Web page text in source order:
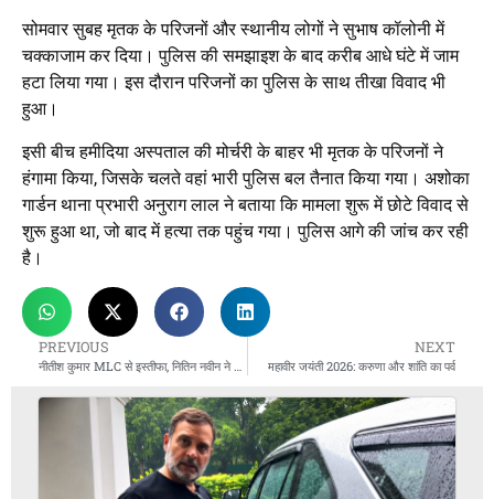
सोमवार सुबह मृतक के परिजनों और स्थानीय लोगों ने सुभाष कॉलोनी में
चक्काजाम कर दिया। पुलिस की समझाइश के बाद करीब आधे घंटे में जाम
हटा लिया गया। इस दौरान परिजनों का पुलिस के साथ तीखा विवाद भी
हुआ।
इसी बीच हमीदिया अस्पताल की मोर्चरी के बाहर भी मृतक के परिजनों ने
हंगामा किया, जिसके चलते वहां भारी पुलिस बल तैनात किया गया। अशोका
गार्डन थाना प्रभारी अनुराग लाल ने बताया कि मामला शुरू में छोटे विवाद से
शुरू हुआ था, जो बाद में हत्या तक पहुंच गया। पुलिस आगे की जांच कर रही
है।
PREVIOUS
नीतीश कुमार MLC से इस्तीफा, नितिन नवीन ने भी MLA पद छोड़ा
NEXT
महावीर जयंती 2026: करुणा और शांति का पर्व